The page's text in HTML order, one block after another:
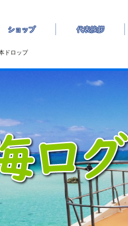
ショップ 代表挨拶
ロップ